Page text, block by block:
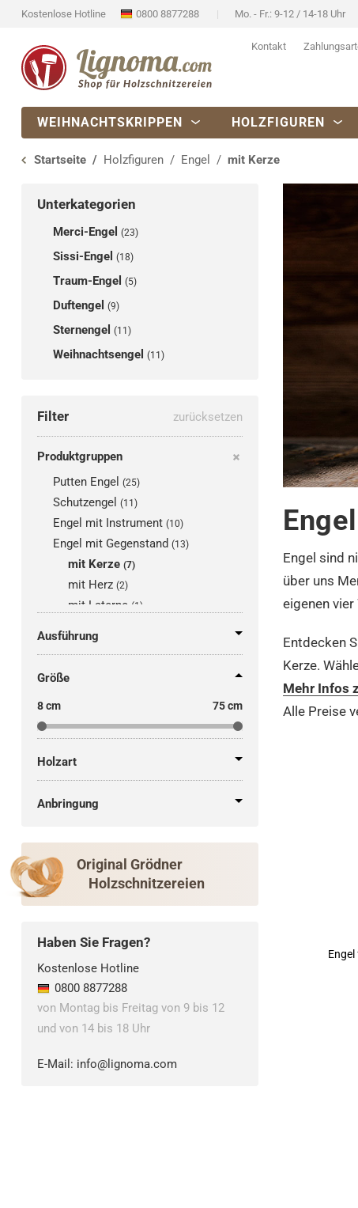
Kostenlose Hotline 0800 8877288 Mo. - Fr.: 9-12 / 14-18 Uhr
Kontakt
WEIHNACHTSKRIPPEN HOLZFIGUREN
Startseite Holzfiguren Engel mit Kerze
Engel sind
über uns
eigenen vier
Entdecken
Kerze.
Mehr Infos
Alle Preise
Unterkategorien
Merci-Engel (23)
Sissi-Engel (18)
Traum-Engel (5)
Duftengel (9)
Sternengel (11)
Weihnachtsengel (11)
Filter zurücksetzen
Produktgruppen
Putten Engel (25)
Schutzengel (11)
Engel mit Instrument (10)
Engel mit Gegenstand (13)
mit Kerze (7)
mit Herz (2)
mit Laterne (1)
mit Blumen
Verkündigungsengel (16)
Ausführung
Größe
8 cm 75 cm
Holzart
Anbringung
Original Grödner
Holzschnitzereien
Haben Sie Fragen?
Kostenlose Hotline
0800 8877288
von Montag bis Freitag von 9 bis 12
und von 14 bis 18 Uhr
E-Mail: info@lignoma.com